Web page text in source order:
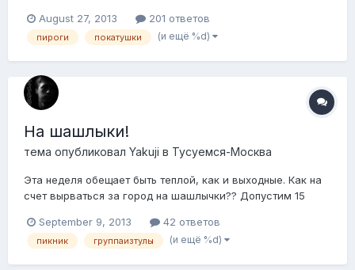
все труднее найти в себе смелость познакомиться
первым, отсюда разговоры вел только с соседями по
August 27, 2013 201 ответов
пироги покатушки (и ещё %d)
На шашлыки!
тема опубликовал Yakuji в Тусуемся-Москва
Эта неделя обещает быть теплой, как и выходные. Как на
счет вырваться за город на шашлычки?? Допустим 15
September 9, 2013
42 ответов
пикник группаизтулы (и ещё %d)